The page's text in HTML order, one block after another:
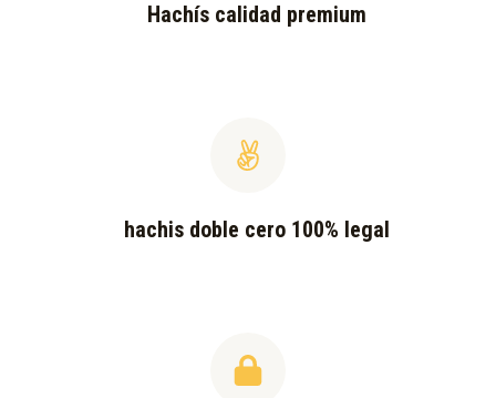
Hachís calidad premium
hachis doble cero 100% legal